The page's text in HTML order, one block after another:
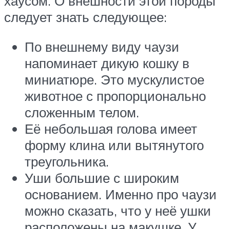
следует знать следующее:
По внешнему виду чаузи
напоминает дикую кошку в
миниатюре. Это мускулистое
животное с пропорционально
сложенным телом.
Её небольшая голова имеет
форму клина или вытянутого
треугольника.
Уши большие с широким
основанием. Именно про чаузи
можно сказать, что у неё ушки